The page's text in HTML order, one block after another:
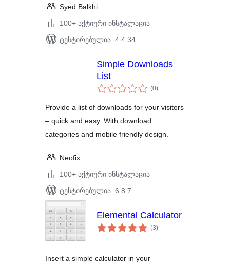
Syed Balkhi
100+ აქტიური ინსტალაცია
ტესტირებულია: 4.4.34
Simple Downloads
List
(0საერთო
რეიტინგი
)
Provide a list of downloads for your visitors
– quick and easy. With download
categories and mobile friendly design.
Neofix
100+ აქტიური ინსტალაცია
ტესტირებულია: 6.8.7
Elemental Calculator
(3საერთო
რეიტინგი
)
Insert a simple calculator in your